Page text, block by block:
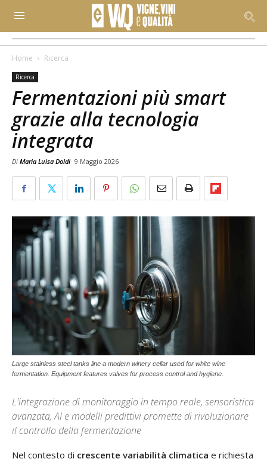
Home Ricerca
Ricerca
Fermentazioni più smart
grazie alla tecnologia
integrata
Di Maria Luisa Doldi 9 Maggio 2026
Large stainless steel tanks line a modern winery cellar used for white wine
fermentation. Equipment features valves for process control and hygiene.
L'integrazione di monitoraggio in tempo reale, sensoristica
avanzata, AI e modelli predittivi promette di rivoluzionare
il controllo della fermentazione
Nel contesto di crescente variabilità climatica e richiesta